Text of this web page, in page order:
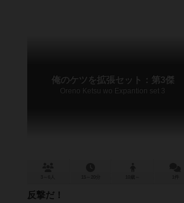
俺のケツを拡張セット：第3傑
Oreno Ketsu wo Expantion set 3
反撃だ！